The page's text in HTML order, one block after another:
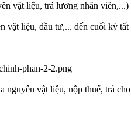
vật liệu, trả lương nhân viên,...)
liệu, đầu tư,... đến cuối kỳ
nguyên vật liệu, nộp thuế, trả